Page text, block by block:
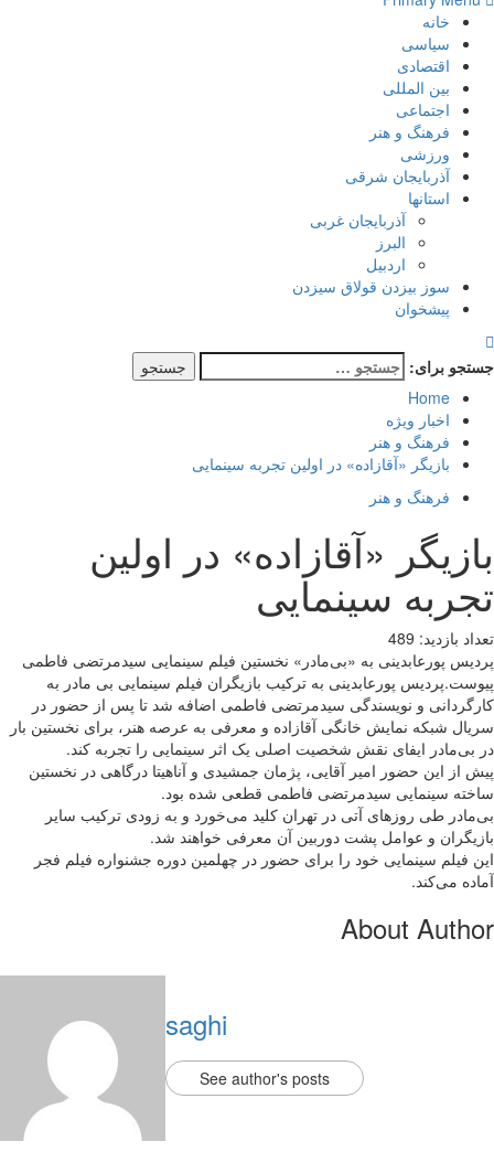
خانه
سیاسی
اقتصادی
بین المللی
اجتماعی
فرهنگ و هنر
ورزشی
آذربایجان شرقی
استانها
آذربایجان غربی
البرز
اردبیل
سوز بیزدن قولاق سیزدن
پیشخوان
جستجو برای:
Home
اخبار ویژه
فرهنگ و هنر
بازیگر «آقازاده» در اولین تجربه سینمایی
فرهنگ و هنر
بازیگر «آقازاده» در اولین
تجربه سینمایی
تعداد بازدید: 489
پردیس پورعابدینی به «بی‌مادر» نخستین فیلم سینمایی سیدمرتضی فاطمی
پیوست.پردیس پورعابدینی به ترکیب بازیگران فیلم سینمایی بی مادر به
کارگردانی و نویسندگی سیدمرتضی فاطمی اضافه شد تا پس از حضور در
سریال شبکه نمایش خانگی آقازاده و معرفی به عرصه هنر، برای نخستین بار
در بی‌مادر ایفای نقش شخصیت اصلی یک اثر سینمایی را تجربه کند.
پیش از این حضور امیر آقایی، پژمان جمشیدی و آناهیتا درگاهی در نخستین
ساخته سینمایی سیدمرتضی فاطمی قطعی شده بود.
بی‌مادر طی روزهای آتی در تهران کلید می‌خورد و به زودی ترکیب سایر
بازیگران و عوامل پشت دوربین آن معرفی خواهند شد.
این فیلم سینمایی خود را برای حضور در چهلمین دوره جشنواره فیلم فجر
آماده می‌کند.
About Author
saghi
See author's posts